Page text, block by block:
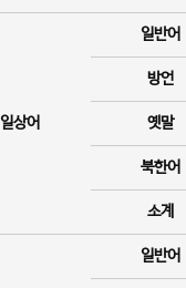
일상어
일반어
방언
옛말
북한어
소계
일반어